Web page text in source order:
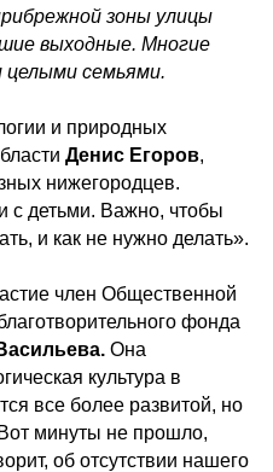
зоны улицы
выходные. Многие
целыми семьями.
и природных
Денис Егоров,
нижегородцев.
с детьми. Важно, чтобы
и как не нужно делать».
член Общественной
фонда
Она
культура в
все более развитой, но
минуты не прошло,
об отсутствии нашего